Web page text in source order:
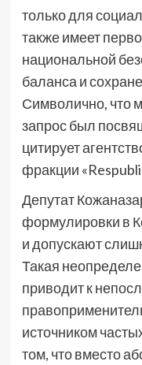
только для
также имеет
национальной
баланса и
Символично, что
запрос был
цитирует
фракции
Депутат
формулировки в
и допускают
Такая
приводит к
источником
том, что вместо